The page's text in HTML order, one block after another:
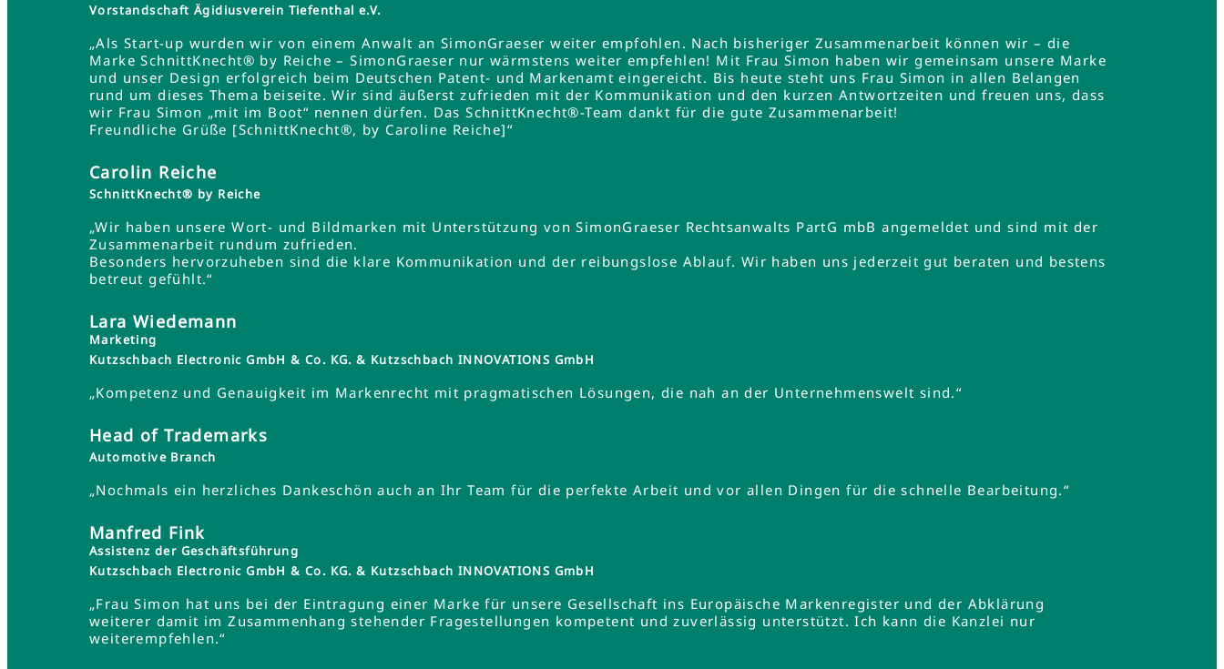
Vorstandschaft Ägidiusverein Tiefenthal e.V.
„Als Start-up wurden wir von einem Anwalt an SimonGraeser weiter empfohlen. Nach bisheriger Zusammenarbeit können wir – die
Marke SchnittKnecht® by Reiche – SimonGraeser nur wärmstens weiter empfehlen! Mit Frau Simon haben wir gemeinsam unsere Marke
und unser Design erfolgreich beim Deutschen Patent- und Markenamt eingereicht. Bis heute steht uns Frau Simon in allen Belangen
rund um dieses Thema beiseite. Wir sind äußerst zufrieden mit der Kommunikation und den kurzen Antwortzeiten und freuen uns, dass
wir Frau Simon „mit im Boot“ nennen dürfen. Das SchnittKnecht®-Team dankt für die gute Zusammenarbeit!
Freundliche Grüße [SchnittKnecht®, by Caroline Reiche]“
Carolin Reiche
SchnittKnecht® by Reiche
„Wir haben unsere Wort- und Bildmarken mit Unterstützung von SimonGraeser Rechtsanwalts PartG mbB angemeldet und sind mit der
Zusammenarbeit rundum zufrieden.
Besonders hervorzuheben sind die klare Kommunikation und der reibungslose Ablauf. Wir haben uns jederzeit gut beraten und bestens
betreut gefühlt.“
Lara Wiedemann
Marketing
Kutzschbach Electronic GmbH & Co. KG. & Kutzschbach INNOVATIONS GmbH
„Kompetenz und Genauigkeit im Markenrecht mit pragmatischen Lösungen, die nah an der Unternehmenswelt sind.“
Head of Trademarks
Automotive Branch
„Nochmals ein herzliches Dankeschön auch an Ihr Team für die perfekte Arbeit und vor allen Dingen für die schnelle Bearbeitung.“
Manfred Fink
Assistenz der Geschäftsführung
Kutzschbach Electronic GmbH & Co. KG. & Kutzschbach INNOVATIONS GmbH
„Frau Simon hat uns bei der Eintragung einer Marke für unsere Gesellschaft ins Europäische Markenregister und der Abklärung
weiterer damit im Zusammenhang stehender Fragestellungen kompetent und zuverlässig unterstützt. Ich kann die Kanzlei nur
weiterempfehlen.“